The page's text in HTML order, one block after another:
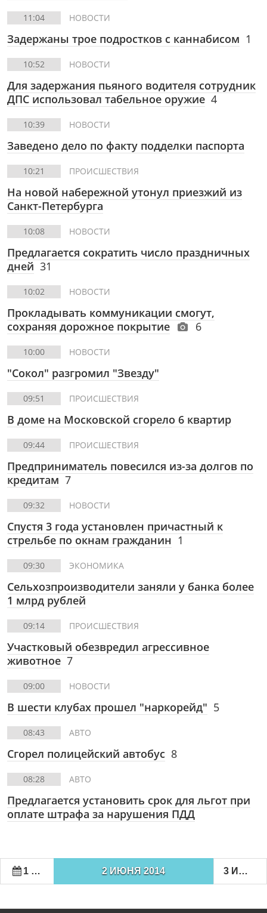
11:04 НОВОСТИ
Задержаны трое подростков с каннабисом 1
10:52 НОВОСТИ
Для задержания пьяного водителя сотрудник
ДПС использовал табельное оружие 4
10:39 НОВОСТИ
Заведено дело по факту подделки паспорта
10:21 ПРОИСШЕСТВИЯ
На новой набережной утонул приезжий из
Санкт-Петербурга
10:08 НОВОСТИ
Предлагается сократить число праздничных
дней 31
10:02 НОВОСТИ
Прокладывать коммуникации смогут,
сохраняя дорожное покрытие
6
10:00 НОВОСТИ
"Сокол" разгромил "Звезду"
09:51 ПРОИСШЕСТВИЯ
В доме на Московской сгорело 6 квартир
09:44 ПРОИСШЕСТВИЯ
Предприниматель повесился из-за долгов по
кредитам 7
09:32 НОВОСТИ
Спустя 3 года установлен причастный к
стрельбе по окнам гражданин 1
09:30 ЭКОНОМИКА
Сельхозпроизводители заняли у банка более
1 млрд рублей
09:14 ПРОИСШЕСТВИЯ
Участковый обезвредил агрессивное
животное 7
09:00 НОВОСТИ
В шести клубах прошел "наркорейд" 5
08:43 АВТО
Сгорел полицейский автобус 8
08:28 АВТО
Предлагается установить срок для льгот при
оплате штрафа за нарушения ПДД
1 ИЮНЯ 2014 2 ИЮНЯ 2014 3 ИЮНЯ 2014